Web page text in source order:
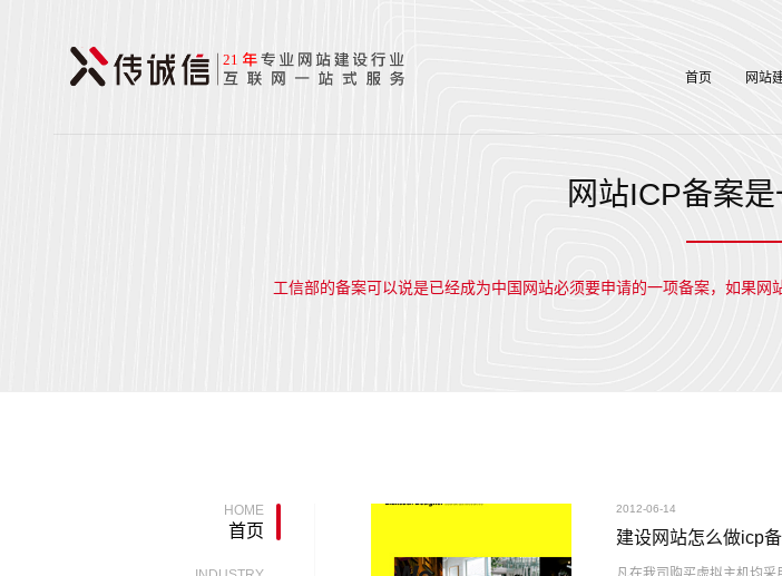
首页 网站
网站ICP备案是
工信部的备案可以说是已经成为中国网站必须要申请的一项备案，如果网
HOME
首页
2012-06-14
建设网站怎么做icp备